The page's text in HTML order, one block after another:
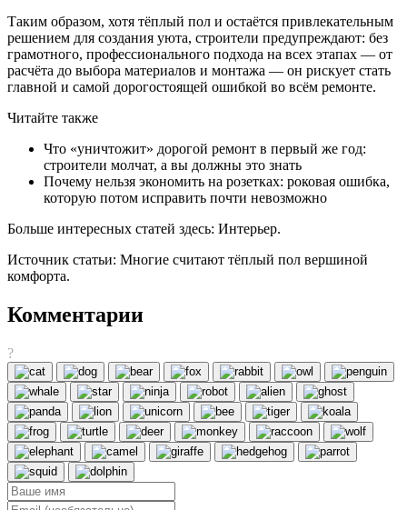
Таким образом, хотя тёплый пол и остаётся привлекательным
решением для создания уюта, строители предупреждают: без
грамотного, профессионального подхода на всех этапах — от
расчёта до выбора материалов и монтажа — он рискует стать
главной и самой дорогостоящей ошибкой во всём ремонте.
Читайте также
Что «уничтожит» дорогой ремонт в первый же год:
строители молчат, а вы должны это знать
Почему нельзя экономить на розетках: роковая ошибка,
которую потом исправить почти невозможно
Больше интересных статей здесь: Интерьер.
Источник статьи: Многие считают тёплый пол вершиной
комфорта.
Комментарии
?